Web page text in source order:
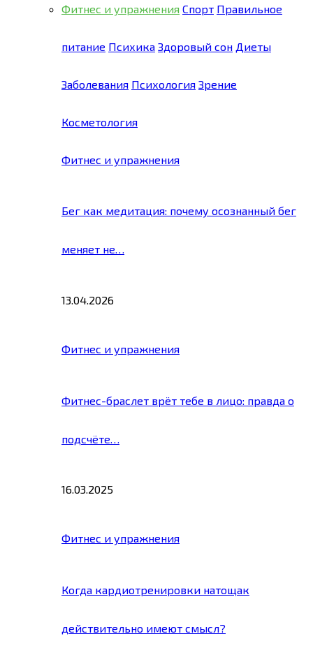
Фитнес и упражнения Спорт Правильное
питание Психика Здоровый сон Диеты
Заболевания Психология Зрение
Косметология
Фитнес и упражнения
Бег как медитация: почему осознанный бег
меняет не…
13.04.2026
Фитнес и упражнения
Фитнес-браслет врёт тебе в лицо: правда о
подсчёте…
16.03.2025
Фитнес и упражнения
Когда кардиотренировки натощак
действительно имеют смысл?